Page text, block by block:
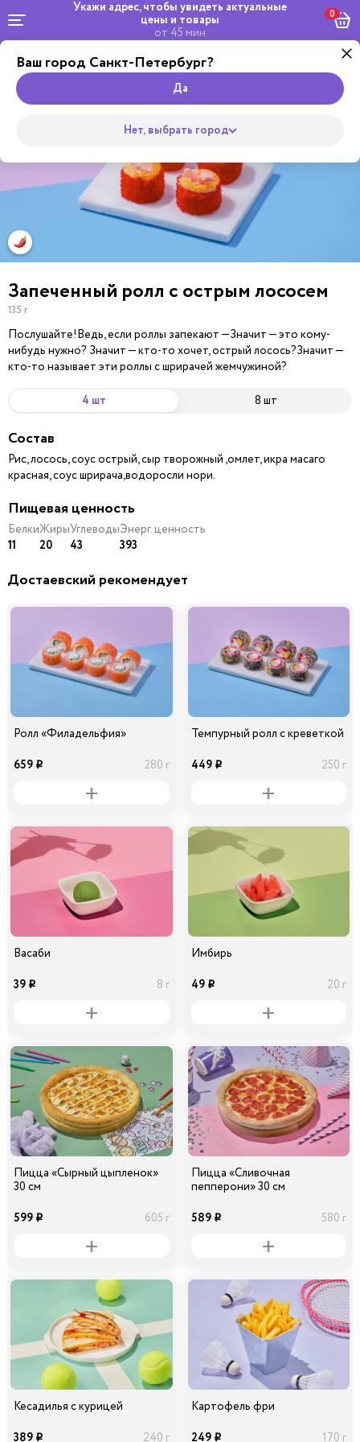
Укажи адрес, чтобы увидеть актуальные
цены и товары
от 45 мин
Ваш город Санкт-Петербург?
Да
Нет, выбрать город
0
Dosta
кейтеринг
Комбо и
Запеченный ролл с острым лососем
135 г
Послушайте!Ведь, если роллы запекают —Значит — это кому-
нибудь нужно? Значит — кто-то хочет, острый лосось?Значит —
кто-то называет эти роллы с шрирачей жемчужиной?
4 шт 8 шт
Состав
Рис, лосось, соус острый, сыр творожный ,омлет, икра масаго
красная, соус шрирача,водоросли нори.
Пищевая ценность
Белки
11
Жиры
20
Углеводы
43
Энерг. ценность
393
Достаевский рекомендует
Ролл «Филадельфия»
659 i 280 г
Темпурный ролл с креветкой
449 i 250 г
Васаби
39 i 8 г
Имбирь
49 i 20 г
Пицца «Сырный цыпленок»
30 см
599 i 605 г
Пицца «Сливочная
пепперони» 30 см
589 i 580 г
Кесадилья с курицей
389 i 240 г
Картофель фри
249 i 170 г